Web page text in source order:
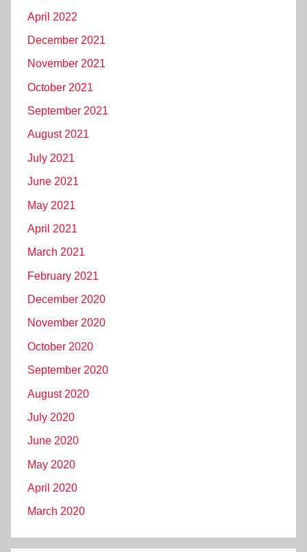
April 2022
December 2021
November 2021
October 2021
September 2021
August 2021
July 2021
June 2021
May 2021
April 2021
March 2021
February 2021
December 2020
November 2020
October 2020
September 2020
August 2020
July 2020
June 2020
May 2020
April 2020
March 2020